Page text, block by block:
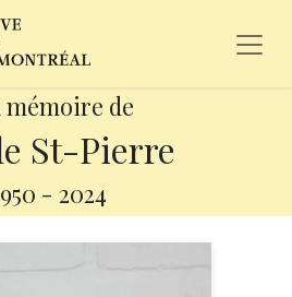
mémoire de
St-Pierre
- 2024